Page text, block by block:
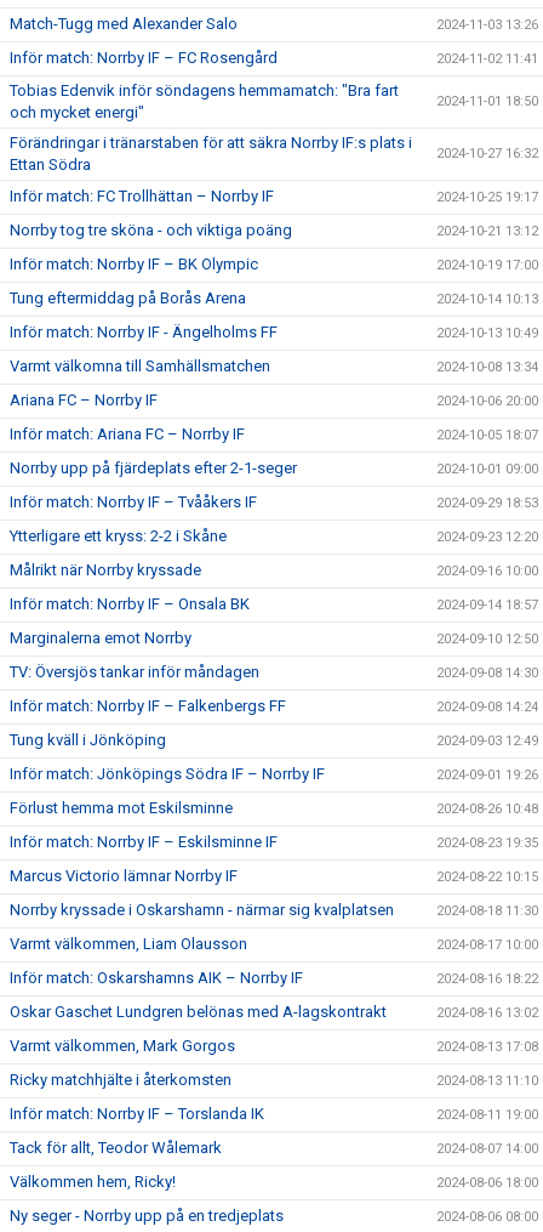
Match-Tugg med Alexander Salo 2024-11-03 13:26
Inför match: Norrby IF – FC Rosengård 2024-11-02 11:41
Tobias Edenvik inför söndagens hemmamatch: "Bra fart
och mycket energi"
2024-11-01 18:50
Förändringar i tränarstaben för att säkra Norrby IF:s plats i
Ettan Södra
2024-10-27 16:32
Inför match: FC Trollhättan – Norrby IF 2024-10-25 19:17
Norrby tog tre sköna - och viktiga poäng 2024-10-21 13:12
Inför match: Norrby IF – BK Olympic 2024-10-19 17:00
Tung eftermiddag på Borås Arena 2024-10-14 10:13
Inför match: Norrby IF - Ängelholms FF 2024-10-13 10:49
Varmt välkomna till Samhällsmatchen 2024-10-08 13:34
Ariana FC – Norrby IF 2024-10-06 20:00
Inför match: Ariana FC – Norrby IF 2024-10-05 18:07
Norrby upp på fjärdeplats efter 2-1-seger 2024-10-01 09:00
Inför match: Norrby IF – Tvååkers IF 2024-09-29 18:53
Ytterligare ett kryss: 2-2 i Skåne 2024-09-23 12:20
Målrikt när Norrby kryssade 2024-09-16 10:00
Inför match: Norrby IF – Onsala BK 2024-09-14 18:57
Marginalerna emot Norrby 2024-09-10 12:50
TV: Översjös tankar inför måndagen 2024-09-08 14:30
Inför match: Norrby IF – Falkenbergs FF 2024-09-08 14:24
Tung kväll i Jönköping 2024-09-03 12:49
Inför match: Jönköpings Södra IF – Norrby IF 2024-09-01 19:26
Förlust hemma mot Eskilsminne 2024-08-26 10:48
Inför match: Norrby IF – Eskilsminne IF 2024-08-23 19:35
Marcus Victorio lämnar Norrby IF 2024-08-22 10:15
Norrby kryssade i Oskarshamn - närmar sig kvalplatsen 2024-08-18 11:30
Varmt välkommen, Liam Olausson 2024-08-17 10:00
Inför match: Oskarshamns AIK – Norrby IF 2024-08-16 18:22
Oskar Gaschet Lundgren belönas med A-lagskontrakt 2024-08-16 13:02
Varmt välkommen, Mark Gorgos 2024-08-13 17:08
Ricky matchhjälte i återkomsten 2024-08-13 11:10
Inför match: Norrby IF – Torslanda IK 2024-08-11 19:00
Tack för allt, Teodor Wålemark 2024-08-07 14:00
Välkommen hem, Ricky! 2024-08-06 18:00
Ny seger - Norrby upp på en tredjeplats 2024-08-06 08:00